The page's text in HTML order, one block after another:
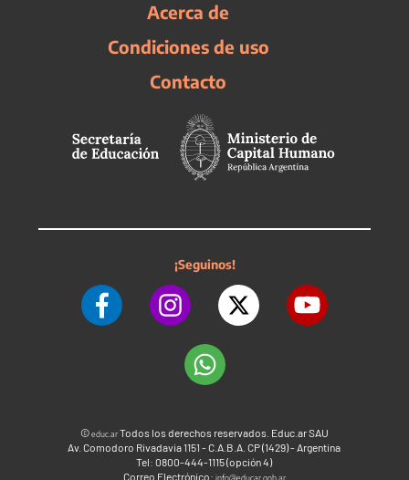
Acerca de
Condiciones de uso
Contacto
¡Seguinos!
©educ.arTodos los derechos reservados. Educ.ar SAU
Av. Comodoro Rivadavia 1151 - C.A.B.A. CP (1429) - Argentina
Tel: 0800-444-1115 (opción 4)
Correo Electrónico: info@educar.gob.ar